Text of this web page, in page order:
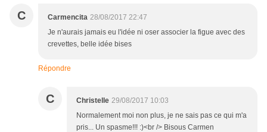
C Carmencita 28/08/2017 22:47
Je n'aurais jamais eu l'idée ni oser associer la figue avec des
crevettes, belle idée bises
Répondre
C Christelle 29/08/2017 10:03
Normalement moi non plus, je ne sais pas ce qui m'a
pris... Un spasme!!! :)<br /> Bisous Carmen